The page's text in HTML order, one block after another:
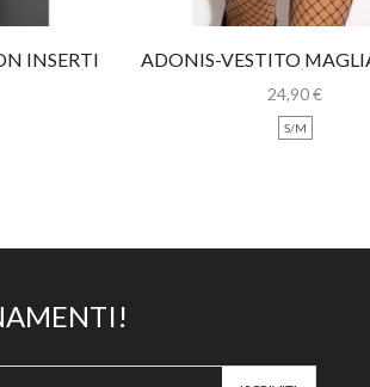
INSERTI
ADONIS-VESTITO
CON STRASS
24,90€
S/M